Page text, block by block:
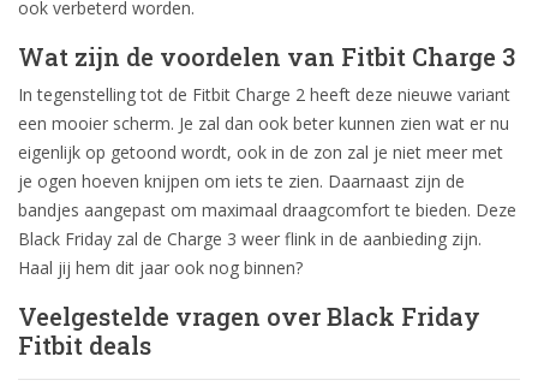
ook verbeterd worden.
Wat zijn de voordelen van Fitbit Charge 3
In tegenstelling tot de Fitbit Charge 2 heeft deze nieuwe variant
een mooier scherm. Je zal dan ook beter kunnen zien wat er nu
eigenlijk op getoond wordt, ook in de zon zal je niet meer met
je ogen hoeven knijpen om iets te zien. Daarnaast zijn de
bandjes aangepast om maximaal draagcomfort te bieden. Deze
Black Friday zal de Charge 3 weer flink in de aanbieding zijn.
Haal jij hem dit jaar ook nog binnen?
Veelgestelde vragen over Black Friday
Fitbit deals